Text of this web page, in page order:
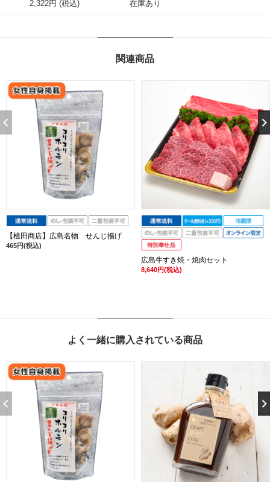
2,322円 (税込) 在庫あり
関連商品
【植田商店】広島名物 せんじ揚げ
465円(税込)
広島牛すき焼・焼肉セット
8,640円(税込)
よく一緒に購入されている商品